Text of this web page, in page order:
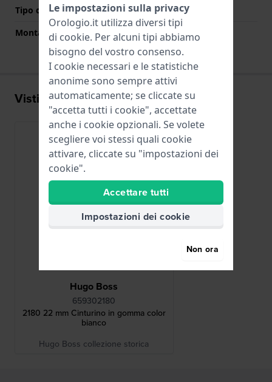
Tipo di montatura
Perni a molla
Montatura dritta
No
Visti di recente
Hugo Boss
659302180
2180 22 mm Cinturino in gomma color
bianco
Hugo Boss collezione storica
Le impostazioni sulla privacy
Orologio.it utilizza diversi tipi
di cookie. Per alcuni tipi abbiamo
bisogno del vostro consenso.
I cookie necessari e le statistiche
anonime sono sempre attivi
automaticamente; se cliccate su
"accetta tutti i cookie", accettate
anche i cookie opzionali. Se volete
scegliere voi stessi quali cookie
attivare, cliccate su "impostazioni dei
cookie".
Accettare tutti
Impostazioni dei cookie
Non ora